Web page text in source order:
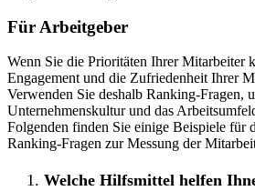
Für Arbeitgeber
Wenn Sie die Prioritäten Ihrer Mitarbeiter
Engagement und die Zufriedenheit Ihrer
Verwenden Sie deshalb Ranking-Fragen,
Unternehmenskultur und das
Folgenden finden Sie einige Beispiele für
Ranking-Fragen zur Messung der
Welche Hilfsmittel helfen